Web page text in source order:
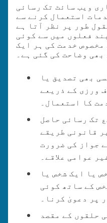
ویب سائٹ تک رسائی
استعمال کرنے سے
طور پر نظر آتا ہے
فعلوں میں سے کوئی
خدمت کی ہر ایک
بھی وضاحت کی گئی ہے۔
بھی تصدیق یا
ورزی کے ذریعے
کا استعمال۔
تک رسائی حاصل
قانونی طریقے
جواز کی ضرورت
عوامی علاقے۔
یا ایک شخص یا
کے ساتھ کوئی
پر دعویٰ کرنا۔
حلقوں کے مقصد